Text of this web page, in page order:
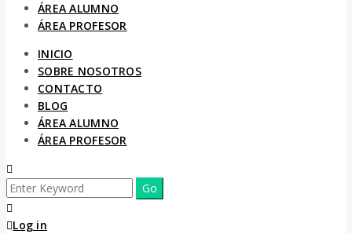
ÁREA ALUMNO
ÁREA PROFESOR
INICIO
SOBRE NOSOTROS
CONTACTO
BLOG
ÁREA ALUMNO
ÁREA PROFESOR
Log in